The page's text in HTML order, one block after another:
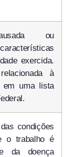
ou
exercida.
à
em uma lista
condições
o trabalho é
da doença